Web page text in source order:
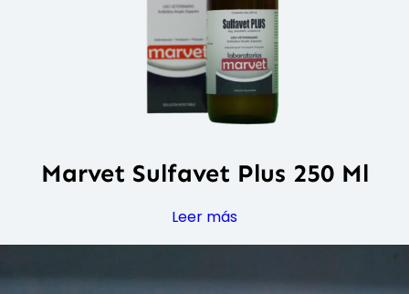
Marvet Sulfavet Plus 250 Ml
Leer más